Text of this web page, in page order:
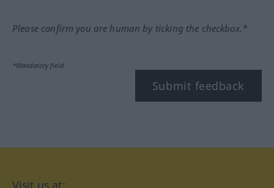
Please confirm you are human by ticking the checkbox.*
*Mandatory field
Submit feedback
Visit us at: